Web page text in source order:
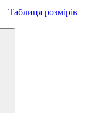
Таблиця розмірів